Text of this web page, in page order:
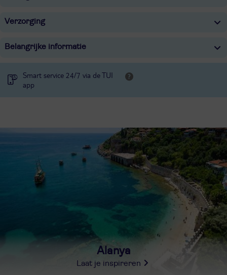
Verzorging
Belangrijke informatie
Smart service 24/7 via de TUI
app
Alanya
Laat je inspireren